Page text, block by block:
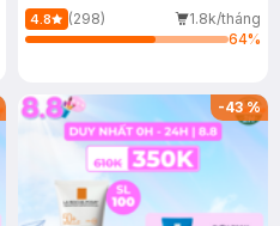
400ml
4.8 (298)
1.8k/tháng
64%
-43%